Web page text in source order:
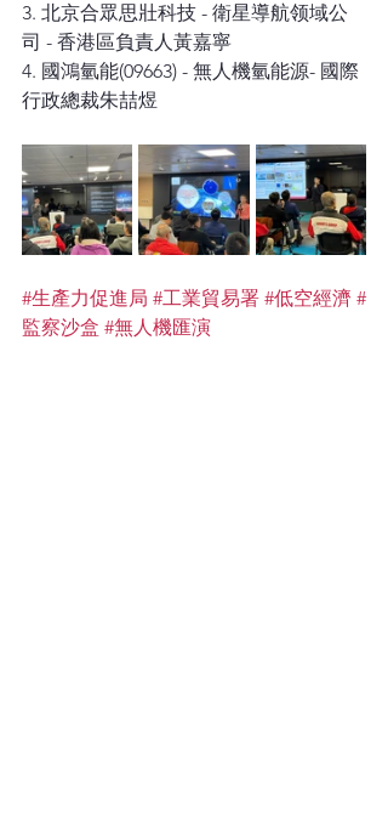
3. 北京合眾思壯科技 - 衛星導航领域公
司 - 香港區負責人黃嘉寧
4. 國鴻氫能(09663) - 無人機氫能源- 國際
行政總裁朱喆煜
#生產力促進局 #工業貿易署 #低空經濟 #
監察沙盒 #無人機匯演